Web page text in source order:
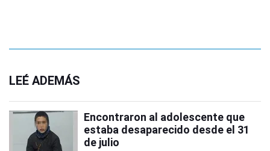
LEÉ ADEMÁS
Encontraron al adolescente que
estaba desaparecido desde el 31
de julio